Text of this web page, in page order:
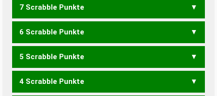
GELLE LEGEL
7 Scrabble Punkte
GELL EGELS GELES GELSE
6 Scrabble Punkte
EGEL ELLE GELE GELS
5 Scrabble Punkte
GEL LEG ELSE LEES
4 Scrabble Punkte